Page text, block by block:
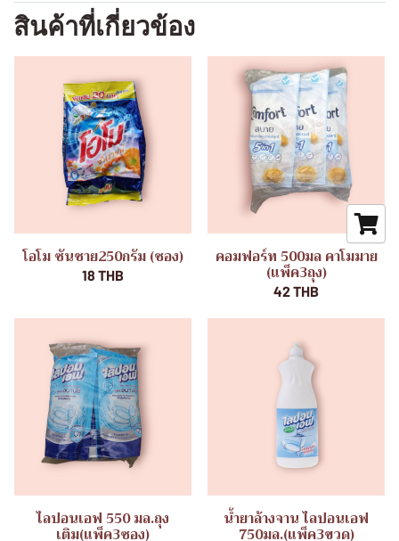
สินค้าที่เกี่ยวข้อง
โอโม ซันชาย250กรัม (ซอง)
18 THB
คอมฟอร์ท 500มล คาโมมาย
(แพ็ค3ถุง)
42 THB
ไลปอนเอฟ 550 มล.ถุง
เติม(แพ็ค3ซอง)
น้ำยาล้างจาน ไลปอนเอฟ
750มล.(แพ็ค3ขวด)